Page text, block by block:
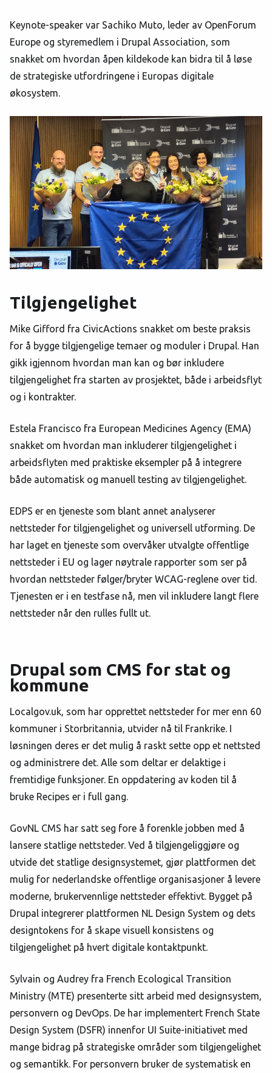
Keynote-speaker var Sachiko Muto, leder av OpenForum
Europe og styremedlem i Drupal Association, som
snakket om hvordan åpen kildekode kan bidra til å løse
de strategiske utfordringene i Europas digitale
økosystem.
Tilgjengelighet
Mike Gifford fra CivicActions snakket om beste praksis
for å bygge tilgjengelige temaer og moduler i Drupal. Han
gikk igjennom hvordan man kan og bør inkludere
tilgjengelighet fra starten av prosjektet, både i arbeidsflyt
og i kontrakter.
Estela Francisco fra European Medicines Agency (EMA)
snakket om hvordan man inkluderer tilgjengelighet i
arbeidsflyten med praktiske eksempler på å integrere
både automatisk og manuell testing av tilgjengelighet.
EDPS er en tjeneste som blant annet analyserer
nettsteder for tilgjengelighet og universell utforming. De
har laget en tjeneste som overvåker utvalgte offentlige
nettsteder i EU og lager nøytrale rapporter som ser på
hvordan nettsteder følger/bryter WCAG-reglene over tid.
Tjenesten er i en testfase nå, men vil inkludere langt flere
nettsteder når den rulles fullt ut.
Drupal som CMS for stat og
kommune
Localgov.uk, som har opprettet nettsteder for mer enn 60
kommuner i Storbritannia, utvider nå til Frankrike. I
løsningen deres er det mulig å raskt sette opp et nettsted
og administrere det. Alle som deltar er delaktige i
fremtidige funksjoner. En oppdatering av koden til å
bruke Recipes er i full gang.
GovNL CMS har satt seg fore å forenkle jobben med å
lansere statlige nettsteder. Ved å tilgjengeliggjøre og
utvide det statlige designsystemet, gjør plattformen det
mulig for nederlandske offentlige organisasjoner å levere
moderne, brukervennlige nettsteder effektivt. Bygget på
Drupal integrerer plattformen NL Design System og dets
designtokens for å skape visuell konsistens og
tilgjengelighet på hvert digitale kontaktpunkt.
Sylvain og Audrey fra French Ecological Transition
Ministry (MTE) presenterte sitt arbeid med designsystem,
personvern og DevOps. De har implementert French State
Design System (DSFR) innenfor UI Suite-initiativet med
mange bidrag på strategiske områder som tilgjengelighet
og semantikk. For personvern bruker de systematisk en